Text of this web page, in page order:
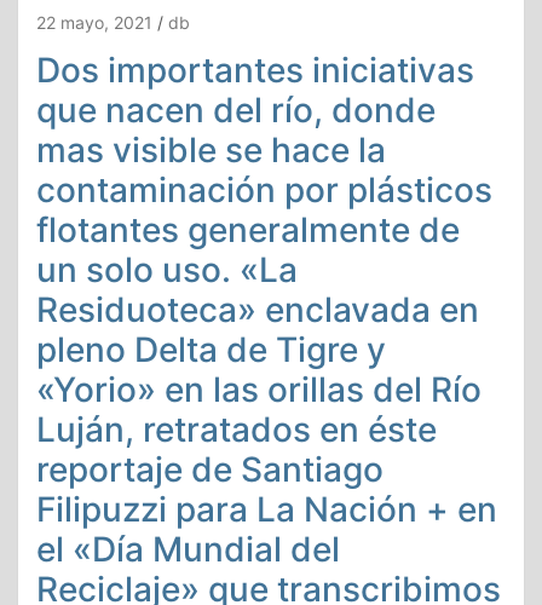
22 mayo, 2021 db
Dos importantes iniciativas
que nacen del río, donde
mas visible se hace la
contaminación por plásticos
flotantes generalmente de
un solo uso. «La
Residuoteca» enclavada en
pleno Delta de Tigre y
«Yorio» en las orillas del Río
Luján, retratados en éste
reportaje de Santiago
Filipuzzi para La Nación + en
el «Día Mundial del
Reciclaje» que transcribimos